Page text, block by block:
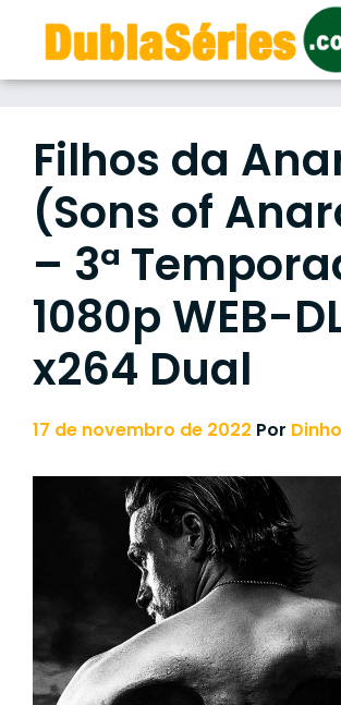
content
Filhos da
(Sons of
– 3ª
1080p WEB-
x264 Dual
17 de novembro de 2022 Por Dinho